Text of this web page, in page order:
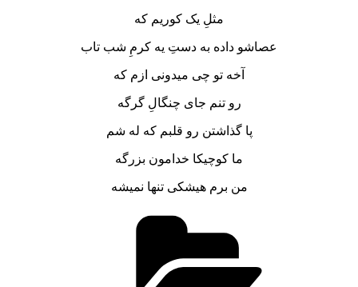
مثلِ یک کوریم که
عصاشو داده به دستِ یه کرمِ شب تاب
آخه تو چی میدونی ازم که
رو تنم جای چنگالِ گرگه
پا گذاشتن رو قلبم که له شم
ما کوچیکا خدامون بزرگه
من برم هیشکی تنها نمیشه